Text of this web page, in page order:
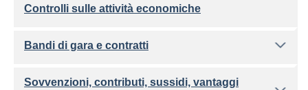
Controlli sulle attività economiche
Bandi di gara e contratti
Sovvenzioni, contributi, sussidi, vantaggi